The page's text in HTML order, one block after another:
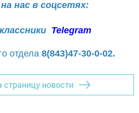
нас в соцсетях:
Telegram
отдела 8(843)47-30-0-02.
страницу новости